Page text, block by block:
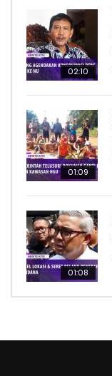
02:10
01:09
01:08